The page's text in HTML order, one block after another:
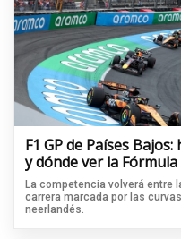
F1 GP de Países
y dónde ver la Fórmula
La competencia volverá entre
carrera marcada por las
neerlandés.